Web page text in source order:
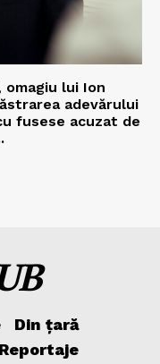
lui Ion
adevărului
fusese acuzat de
Din țară
Reportaje